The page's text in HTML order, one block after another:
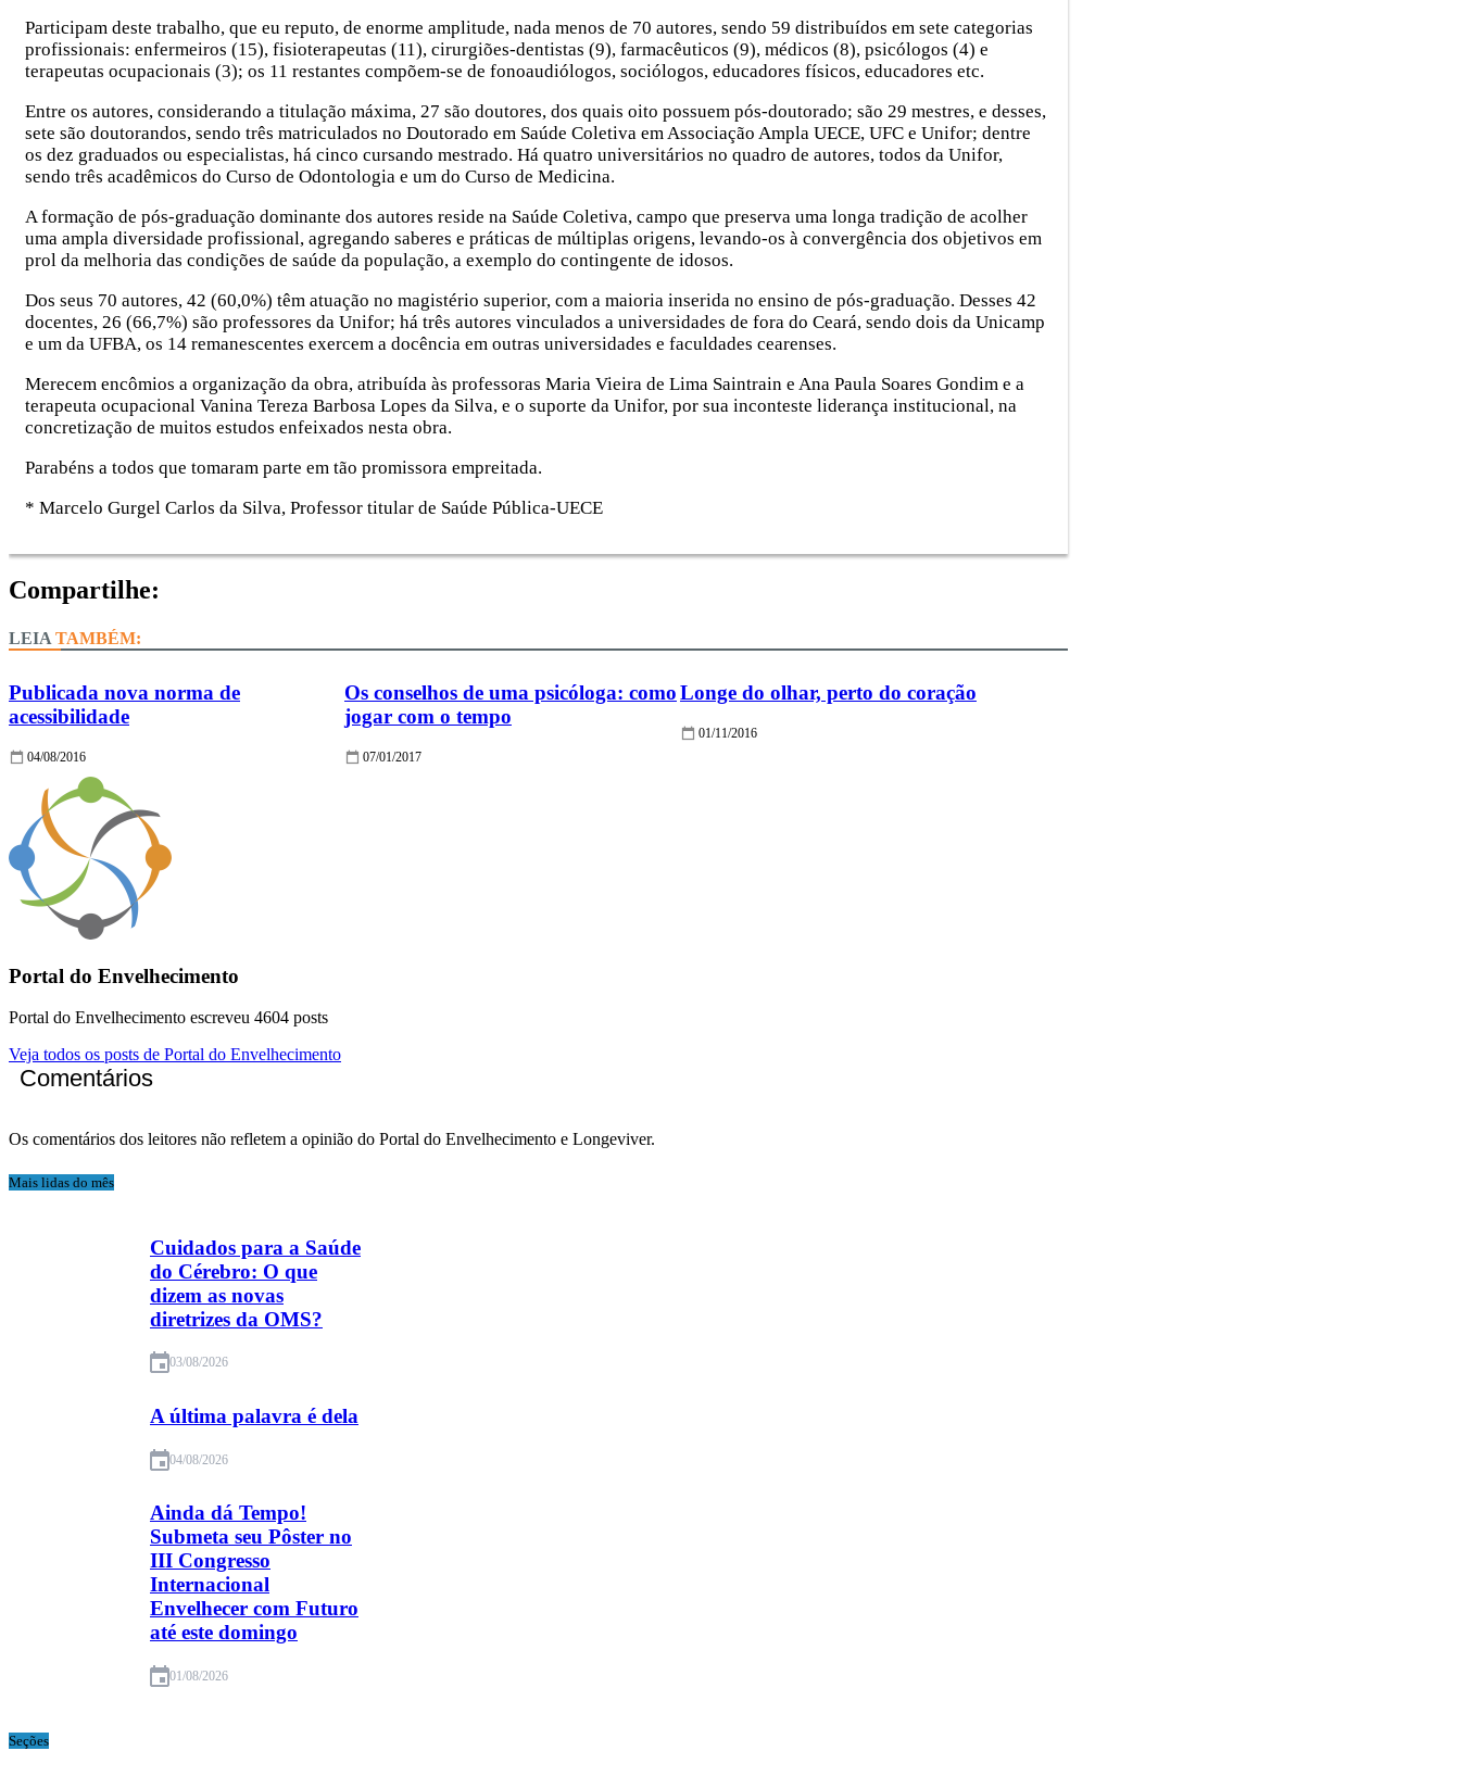
Participam deste trabalho, que eu reputo, de enorme amplitude, nada menos de 70 autores, sendo 59 distribuídos em sete categorias
profissionais: enfermeiros (15), fisioterapeutas (11), cirurgiões-dentistas (9), farmacêuticos (9), médicos (8), psicólogos (4) e
terapeutas ocupacionais (3); os 11 restantes compõem-se de fonoaudiólogos, sociólogos, educadores físicos, educadores etc.
Entre os autores, considerando a titulação máxima, 27 são doutores, dos quais oito possuem pós-doutorado; são 29 mestres, e desses,
sete são doutorandos, sendo três matriculados no Doutorado em Saúde Coletiva em Associação Ampla UECE, UFC e Unifor; dentre
os dez graduados ou especialistas, há cinco cursando mestrado. Há quatro universitários no quadro de autores, todos da Unifor,
sendo três acadêmicos do Curso de Odontologia e um do Curso de Medicina.
A formação de pós-graduação dominante dos autores reside na Saúde Coletiva, campo que preserva uma longa tradição de acolher
uma ampla diversidade profissional, agregando saberes e práticas de múltiplas origens, levando-os à convergência dos objetivos em
prol da melhoria das condições de saúde da população, a exemplo do contingente de idosos.
Dos seus 70 autores, 42 (60,0%) têm atuação no magistério superior, com a maioria inserida no ensino de pós-graduação. Desses 42
docentes, 26 (66,7%) são professores da Unifor; há três autores vinculados a universidades de fora do Ceará, sendo dois da Unicamp
e um da UFBA, os 14 remanescentes exercem a docência em outras universidades e faculdades cearenses.
Merecem encômios a organização da obra, atribuída às professoras Maria Vieira de Lima Saintrain e Ana Paula Soares Gondim e a
terapeuta ocupacional Vanina Tereza Barbosa Lopes da Silva, e o suporte da Unifor, por sua inconteste liderança institucional, na
concretização de muitos estudos enfeixados nesta obra.
Parabéns a todos que tomaram parte em tão promissora empreitada.
* Marcelo Gurgel Carlos da Silva, Professor titular de Saúde Pública-UECE
Compartilhe:
TAMBÉM:
Publicada nova norma de
acessibilidade
04/08/2016
Os conselhos de uma psicóloga: como
jogar com o tempo
07/01/2017
Longe do olhar, perto do coração
01/11/2016
Portal do Envelhecimento
Portal do Envelhecimento escreveu 4604 posts
Veja todos os posts de Portal do Envelhecimento
Comentários
Os comentários dos leitores não refletem a opinião do Portal do Envelhecimento e Longeviver.
Mais lidas do mês
Cuidados para a Saúde
do Cérebro: O que
dizem as novas
diretrizes da OMS?
03/08/2026
A última palavra é dela
04/08/2026
Ainda dá Tempo!
Submeta seu Pôster no
III Congresso
Internacional
Envelhecer com Futuro
até este domingo
01/08/2026
Seções